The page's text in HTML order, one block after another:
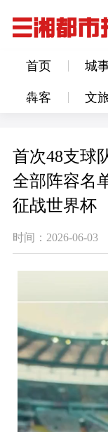
首页 城
犇客 文
首次48支球
全部阵容名
征战世界杯
时间：2026-06-03